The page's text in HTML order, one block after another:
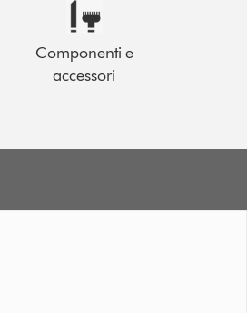
Componenti e
accessori